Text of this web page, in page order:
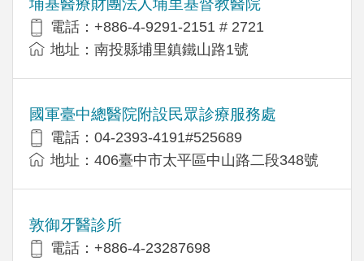
埔基醫療財團法人埔里基督教醫院
電話：+886-4-9291-2151 # 2721
地址：南投縣埔里鎮鐵山路1號
國軍臺中總醫院附設民眾診療服務處
電話：04-2393-4191#525689
地址：406臺中市太平區中山路二段348號
敦御牙醫診所
電話：+886-4-23287698